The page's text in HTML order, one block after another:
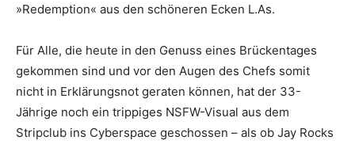
»Redemption« aus den schöneren Ecken L.As.
Für Alle, die heute in den Genuss eines Brückentages
gekommen sind und vor den Augen des Chefs somit
nicht in Erklärungsnot geraten können, hat der 33-
Jährige noch ein trippiges NSFW-Visual aus dem
Stripclub ins Cyberspace geschossen – als ob Jay Rocks